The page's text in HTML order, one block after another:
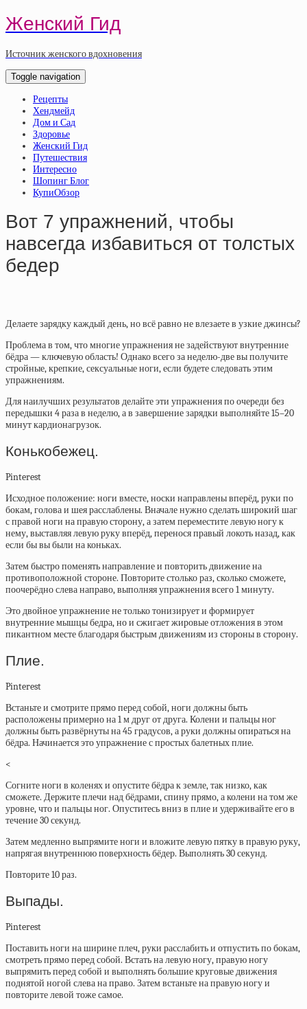
Женский Гид
Источник женского вдохновения
Toggle navigation
Рецепты
Хендмейд
Дом и Сад
Здоровье
Женский Гид
Путешествия
Интересно
Шопинг Блог
КупиОбзор
Вот 7 упражнений, чтобы
навсегда избавиться от толстых
бедер
Делаете зарядку каждый день, но всё равно не влезаете в узкие джинсы?
Проблема в том, что многие упражнения не задействуют внутренние
бёдра — ключевую область! Однако всего за неделю-две вы получите
стройные, крепкие, сексуальные ноги, если будете следовать этим
упражнениям.
Для наилучших результатов делайте эти упражнения по очереди без
передышки 4 раза в неделю, а в завершение зарядки выполняйте 15–20
минут кардионагрузок.
Конькобежец.
Pinterest
Исходное положение: ноги вместе, носки направлены вперёд, руки по
бокам, голова и шея расслаблены. Вначале нужно сделать широкий шаг
с правой ноги на правую сторону, а затем переместите левую ногу к
нему, выставляя левую руку вперёд, перенося правый локоть назад, как
если бы вы были на коньках.
Затем быстро поменять направление и повторить движение на
противоположной стороне. Повторите столько раз, сколько сможете,
поочерёдно слева направо, выполняя упражнения всего 1 минуту.
Это двойное упражнение не только тонизирует и формирует
внутренние мышцы бедра, но и сжигает жировые отложения в этом
пикантном месте благодаря быстрым движениям из стороны в сторону.
Плие.
Pinterest
Встаньте и смотрите прямо перед собой, ноги должны быть
расположены примерно на 1 м друг от друга. Колени и пальцы ног
должны быть развёрнуты на 45 градусов, а руки должны опираться на
бёдра. Начинается это упражнение с простых балетных плие.
<
Согните ноги в коленях и опустите бёдра к земле, так низко, как
сможете. Держите плечи над бёдрами, спину прямо, а колени на том же
уровне, что и пальцы ног. Опуститесь вниз в плие и удерживайте его в
течение 30 секунд.
Затем медленно выпрямите ноги и вложите левую пятку в правую руку,
напрягая внутреннюю поверхность бёдер. Выполнять 30 секунд.
Повторите 10 раз.
Выпады.
Pinterest
Поставить ноги на ширине плеч, руки расслабить и отпустить по бокам,
смотреть прямо перед собой. Встать на левую ногу, правую ногу
выпрямить перед собой и выполнять большие круговые движения
поднятой ногой слева на право. Затем встаньте на правую ногу и
повторите левой тоже самое.